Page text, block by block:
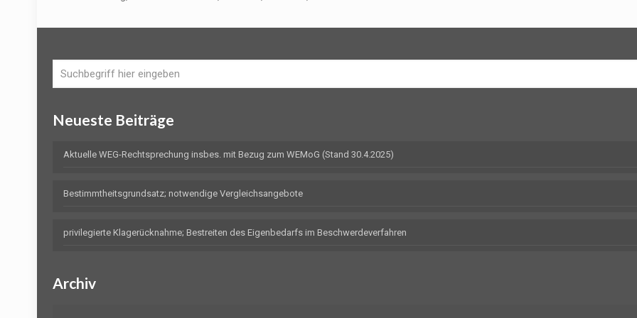
Neueste Beiträge
Aktuelle WEG-Rechtsprechung insbes. mit Bezug zum WEMoG (Stand 30.4.2025)
Bestimmtheitsgrundsatz; notwendige Vergleichsangebote
privilegierte Klagerücknahme; Bestreiten des Eigenbedarfs im Beschwerdeverfahren
Archiv